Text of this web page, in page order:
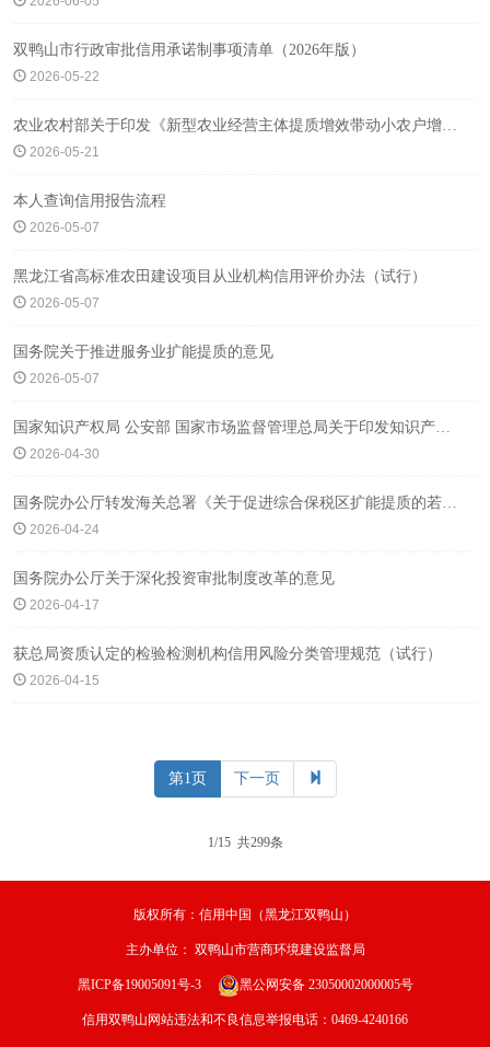
双鸭山市行政审批信用承诺制事项清单（2026年版）
2026-05-22
农业农村部关于印发《新型农业经营主体提质增效带动小农户增收行动方案》的通知
2026-05-21
本人查询信用报告流程
2026-05-07
黑龙江省高标准农田建设项目从业机构信用评价办法（试行）
2026-05-07
国务院关于推进服务业扩能提质的意见
2026-05-07
国家知识产权局 公安部 国家市场监督管理总局关于印发知识产权代理行业“整治规范年”行动方案的通知
2026-04-30
国务院办公厅转发海关总署《关于促进综合保税区扩能提质的若干措施》的通知
2026-04-24
国务院办公厅关于深化投资审批制度改革的意见
2026-04-17
获总局资质认定的检验检测机构信用风险分类管理规范（试行）
2026-04-15
第1页 下一页
1/15 共299条
版权所有：信用中国（黑龙江双鸭山）
主办单位： 双鸭山市营商环境建设监督局
黑ICP备19005091号-3 黑公网安备 23050002000005号
信用双鸭山网站违法和不良信息举报电话：0469-4240166